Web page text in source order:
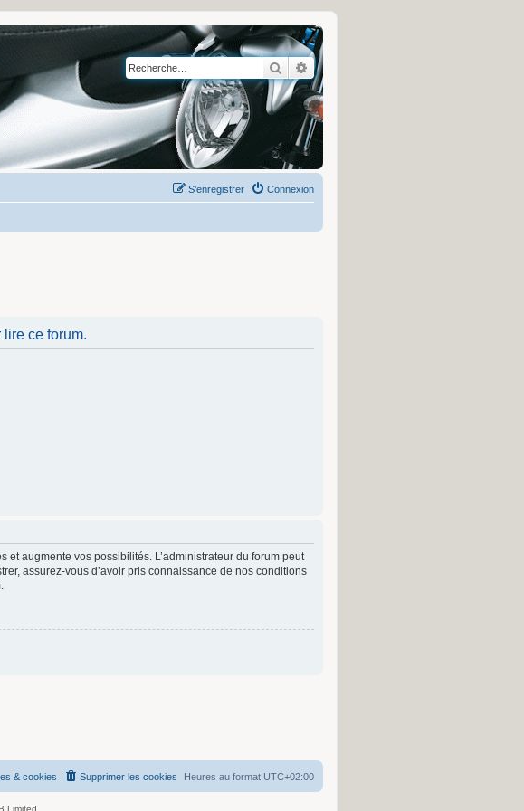
RechercherRecherche avancée
Connexion
S’enregistrer
lire ce forum.
augmente vos possibilités. L’administrateur du forum peut
assurez-vous d’avoir pris connaissance de nos conditions
Heures au format UTC+02:00
Supprimer les cookies
& cookies
Limited